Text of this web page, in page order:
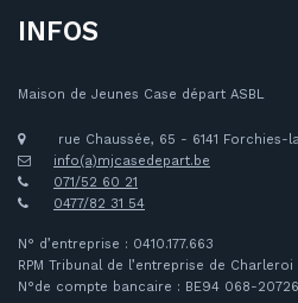
INFOS
Maison de Jeunes Case départ ASBL
rue Chaussée, 65 - 6141 Forchies-
info(a)mjcasedepart.be
071/52 60 21
0477/82 31 54
N° d’entreprise : 0410.177.663
RPM Tribunal de l’entreprise de Charleroi
N°de compte bancaire : BE94 068-